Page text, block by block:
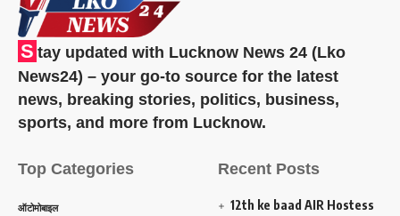
S tay updated with Lucknow News 24 (Lko
News24) – your go-to source for the latest
news, breaking stories, politics, business,
sports, and more from Lucknow.
Top Categories
ऑटोमोबाइल
Recent Posts
12th ke baad AIR Hostess